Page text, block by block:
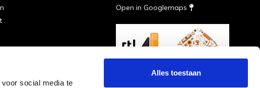
social media te
Alles toestaan
Open in Googlemaps